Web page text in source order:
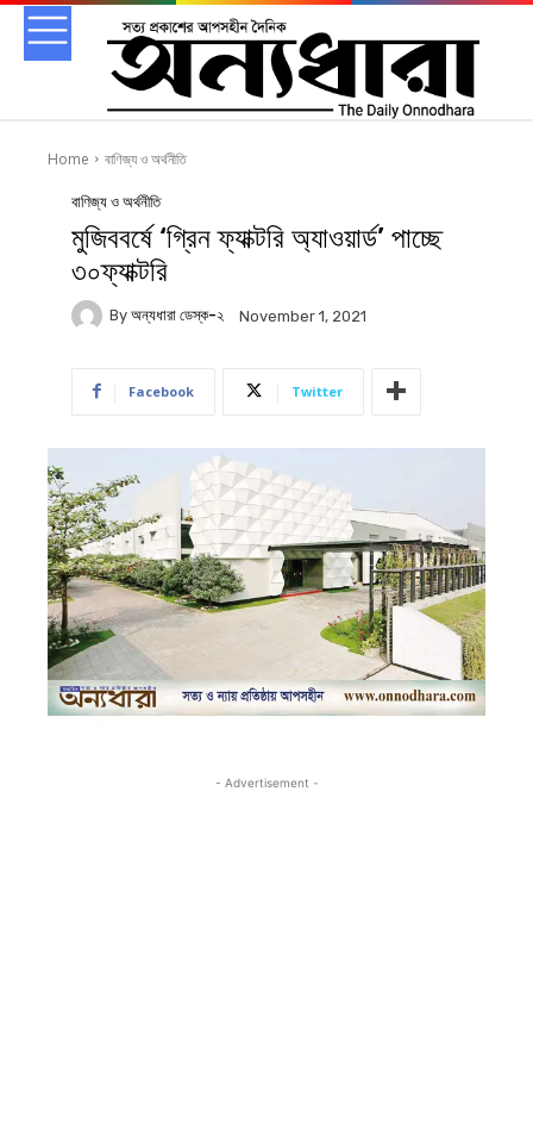
Home বাণিজ্য ও অর্থনীতি
বাণিজ্য ও অর্থনীতি
মুজিববর্ষে ‘গ্রিন ফ্যাক্টরি অ্যাওয়ার্ড’ পাচ্ছে
৩০ফ্যাক্টরি
By অন্যধারা ডেস্ক-২ November 1, 2021
Facebook Twitter
- Advertisement -